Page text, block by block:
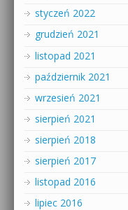
styczeń 2022
grudzień 2021
listopad 2021
październik 2021
wrzesień 2021
sierpień 2021
sierpień 2018
sierpień 2017
listopad 2016
lipiec 2016